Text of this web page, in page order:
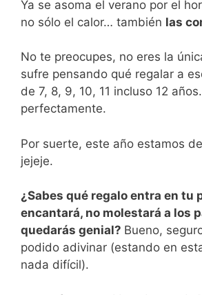
Ya se asoma el verano por el
no sólo el calor… también las
No te preocupes, no eres la
sufre pensando qué regalar a
de 7, 8, 9, 10, 11 incluso 12
perfectamente.
Por suerte, este año estamos
jejeje.
¿Sabes qué regalo entra en tu
encantará, no molestará a los
quedarás genial? Bueno,
podido adivinar (estando en
nada difícil).